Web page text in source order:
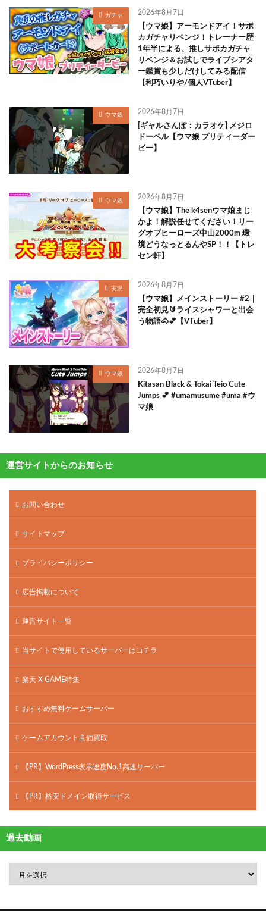
ガチャ 2026年8月7日
【ウマ娘】アーモンドアイ！サポ
カガチャリベンジ！トレーナー歴
1年半による、推しサポカガチャ
リベンジ＆お試しでライブシアタ
ー鑑賞も少しだけしてみる配信
【利巧いりや/個人VTuber】
ウマ娘 2026年8月7日
[ギャルさんぽ：カラオケ] メジロ
ドーベル【ウマ娘 プリティーダー
ビー】
ウマ娘 2026年8月7日
【ウマ娘】The k4senウマ娘まじ
かよ！解説任せてください！リー
グオブヒーローズ中山2000m 環
境どうなっとるんやSP！！【トレ
セン軒】
実況 2026年8月7日
【ウマ娘】メインストーリー #2｜
完全初見🔰ライスシャワーと出会
う物語🐴💕【VTuber】
ウマ娘 2026年8月7日
Kitasan Black & Tokai Teio Cute
Jumps 💕 #umamusume #uma #ウ
マ娘
運営サイトからのお知らせ
お問い合わせ
サイトマップ
プライバシーポリシー
広告掲載について
運営サイト一覧
当サイトで使用しているサーバーはコチラ
楽天 X GAME特集
おすすめ無料ゲームサーバー
ゲームアカウント高価買取
【PR】WordPress表示速度No.1高速サーバー
【PR】格安ドメイン取得サービス
過去動画